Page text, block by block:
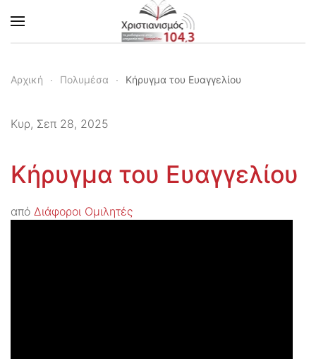
Skip to main content
Αρχική Πολυμέσα Κήρυγμα του Ευαγγελίου
Κυρ, Σεπ 28, 2025
Κήρυγμα του Ευαγγελίου
από Διάφοροι Ομιλητές